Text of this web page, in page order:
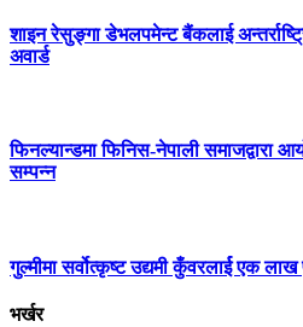
शाइन रेसुङ्गा डेभलपमेन्ट बैंकलाई
अवार्ड
फिनल्यान्डमा फिनिस-नेपाली समाजद्वारा
सम्पन्न
गुल्मीमा सर्वोत्कृष्ट उद्यमी कुँवरलार्ई एक
भर्खर